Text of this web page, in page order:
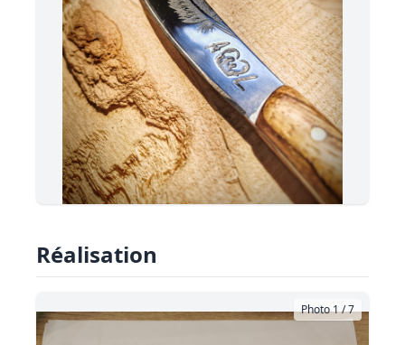
Réalisation
Photo 1 / 7